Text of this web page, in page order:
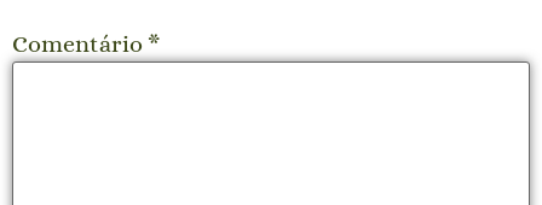
Comentário *